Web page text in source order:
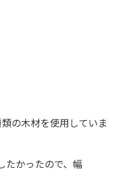
の木材を使用していま
たかったので、幅